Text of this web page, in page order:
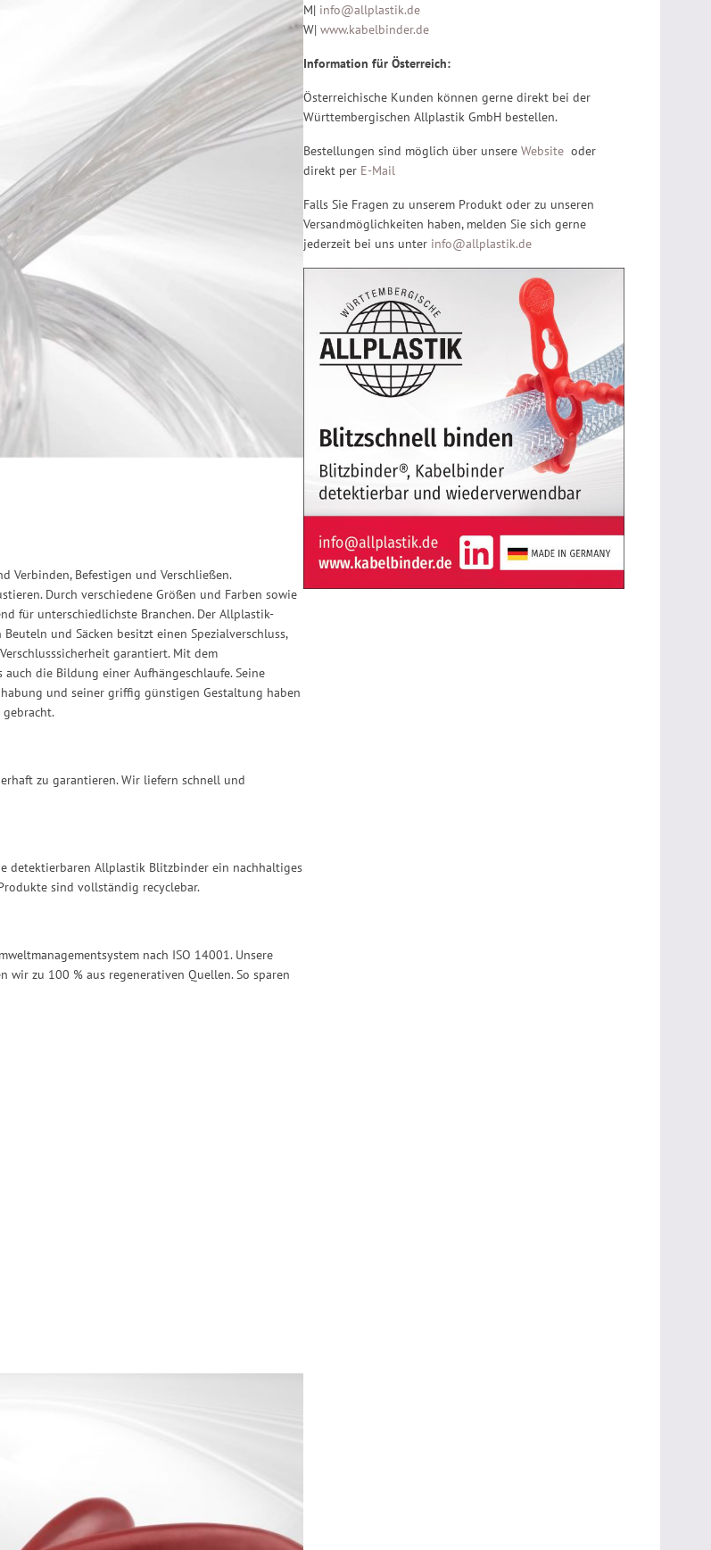
Befestigen und Verschließen.
Durch verschiedene Größen und Farben sowie
für unterschiedlichste Branchen. Der Allplastik-
und Säcken besitzt einen Spezialverschluss,
garantiert. Mit dem
die Bildung einer Aufhängeschlaufe. Seine
und seiner griffig günstigen Gestaltung haben
zu garantieren. Wir liefern schnell und
detektierbaren Allplastik Blitzbinder ein nachhaltiges
sind vollständig recyclebar.
nach ISO 14001. Unsere
wir zu 100 % aus regenerativen Quellen. So sparen
M| info@allplastik.de
W|www.kabelbinder.de
Information für Österreich:
Österreichische Kunden können gerne direkt bei der
Württembergischen Allplastik GmbH bestellen.
Bestellungen sind möglich über unsereWebsite oder
direkt per E-Mail
Falls Sie Fragen zu unserem Produkt oder zu unseren
Versandmöglichkeiten haben, melden Sie sich gerne
jederzeit bei uns unter info@allplastik.de